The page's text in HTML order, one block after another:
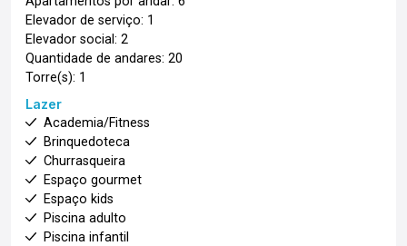
Elevador de serviço: 1
Elevador social: 2
Quantidade de andares: 20
Torre(s): 1
Lazer
Academia/Fitness
Brinquedoteca
Churrasqueira
Espaço gourmet
Espaço kids
Piscina adulto
Piscina infantil